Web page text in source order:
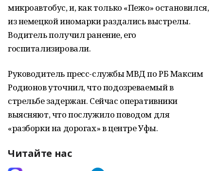
микроавтобус, и, как только «Пежо» остановился,
из немецкой иномарки раздались выстрелы.
Водитель получил ранение, его
госпитализировали.
Руководитель пресс-службы МВД по РБ Максим
Родионов уточнил, что подозреваемый в
стрельбе задержан. Сейчас оперативники
выясняют, что послужило поводом для
«разборки на дорогах» в центре Уфы.
Читайте нас